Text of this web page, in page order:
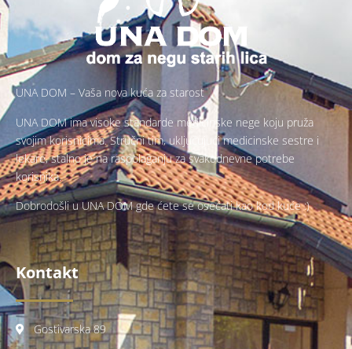
UNA DOM – Vaša nova kuća za starost
UNA DOM ima visoke standarde medicinske nege koju pruža
svojim korisnicima. Stručni tim, uključujući medicinske sestre i
lekare, stalno je na raspolaganju za svakodnevne potrebe
korisnika.
Dobrodošli u UNA DOM gde ćete se osećati kao kod kuće :)
Kontakt
Gostivarska 89